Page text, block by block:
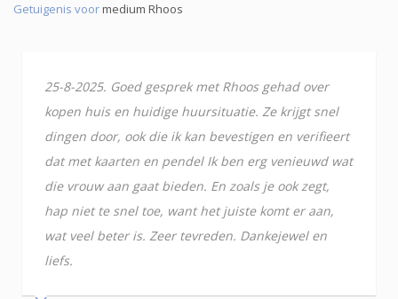
Getuigenis voormedium Rhoos
25-8-2025. Goed gesprek met Rhoos gehad over
kopen huis en huidige huursituatie. Ze krijgt snel
dingen door, ook die ik kan bevestigen en verifieert
dat met kaarten en pendel Ik ben erg venieuwd wat
die vrouw aan gaat bieden. En zoals je ook zegt,
hap niet te snel toe, want het juiste komt er aan,
wat veel beter is. Zeer tevreden. Dankejewel en
liefs.